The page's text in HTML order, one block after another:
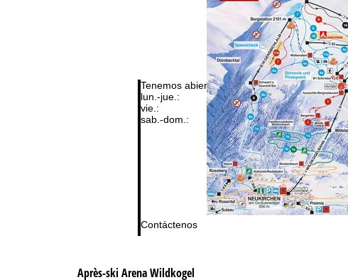
Tenemos abierto (GMT):
lun.-jue.:
09:00 a 17:00
vie.:
09:00 a 14:00
sab.-dom.:
cerrado
Contáctenos
Ayuda
Après-ski Arena Wildkogel